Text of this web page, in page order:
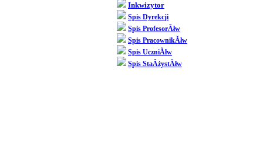
Inkwizytor
Spis Dyrekcji
Spis ProfesorĂłw
Spis PracownikĂłw
Spis UczniĂłw
Spis StaÂżystĂłw